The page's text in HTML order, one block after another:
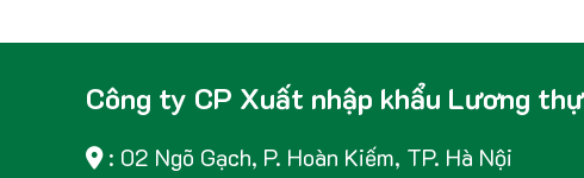
Công ty CP Xuất nhập khẩu Lương
: 02 Ngõ Gạch, P. Hoàn Kiếm, TP. Hà Nội